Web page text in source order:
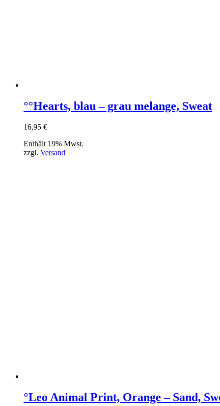
°°Hearts, blau – grau melange, Sweat
16,95 €
Enthält 19% Mwst.
zzgl. Versand
°Leo Animal Print, Orange – Sand,